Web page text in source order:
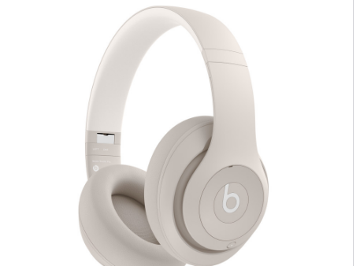
Zurück
Bild
Beats Studio Pro
kabellose
Kopfhörer
Sandstein